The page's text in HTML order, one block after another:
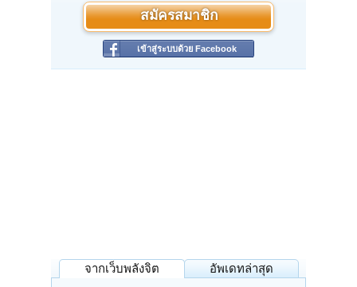
สมัครสมาชิก
เข้าสู่ระบบด้วย Facebook
จากเว็บพลังจิต อัพเดทล่าสุด